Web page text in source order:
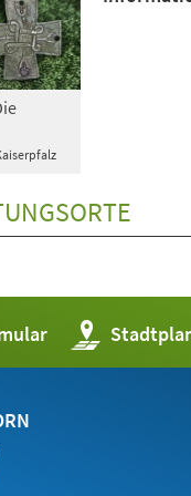
(Öffnet
in
einem